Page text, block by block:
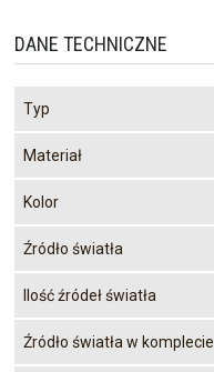
DANE TECHNICZNE
Typ
Materiał
Kolor
Źródło światła
Ilość źródeł światła
Źródło światła w komplecie